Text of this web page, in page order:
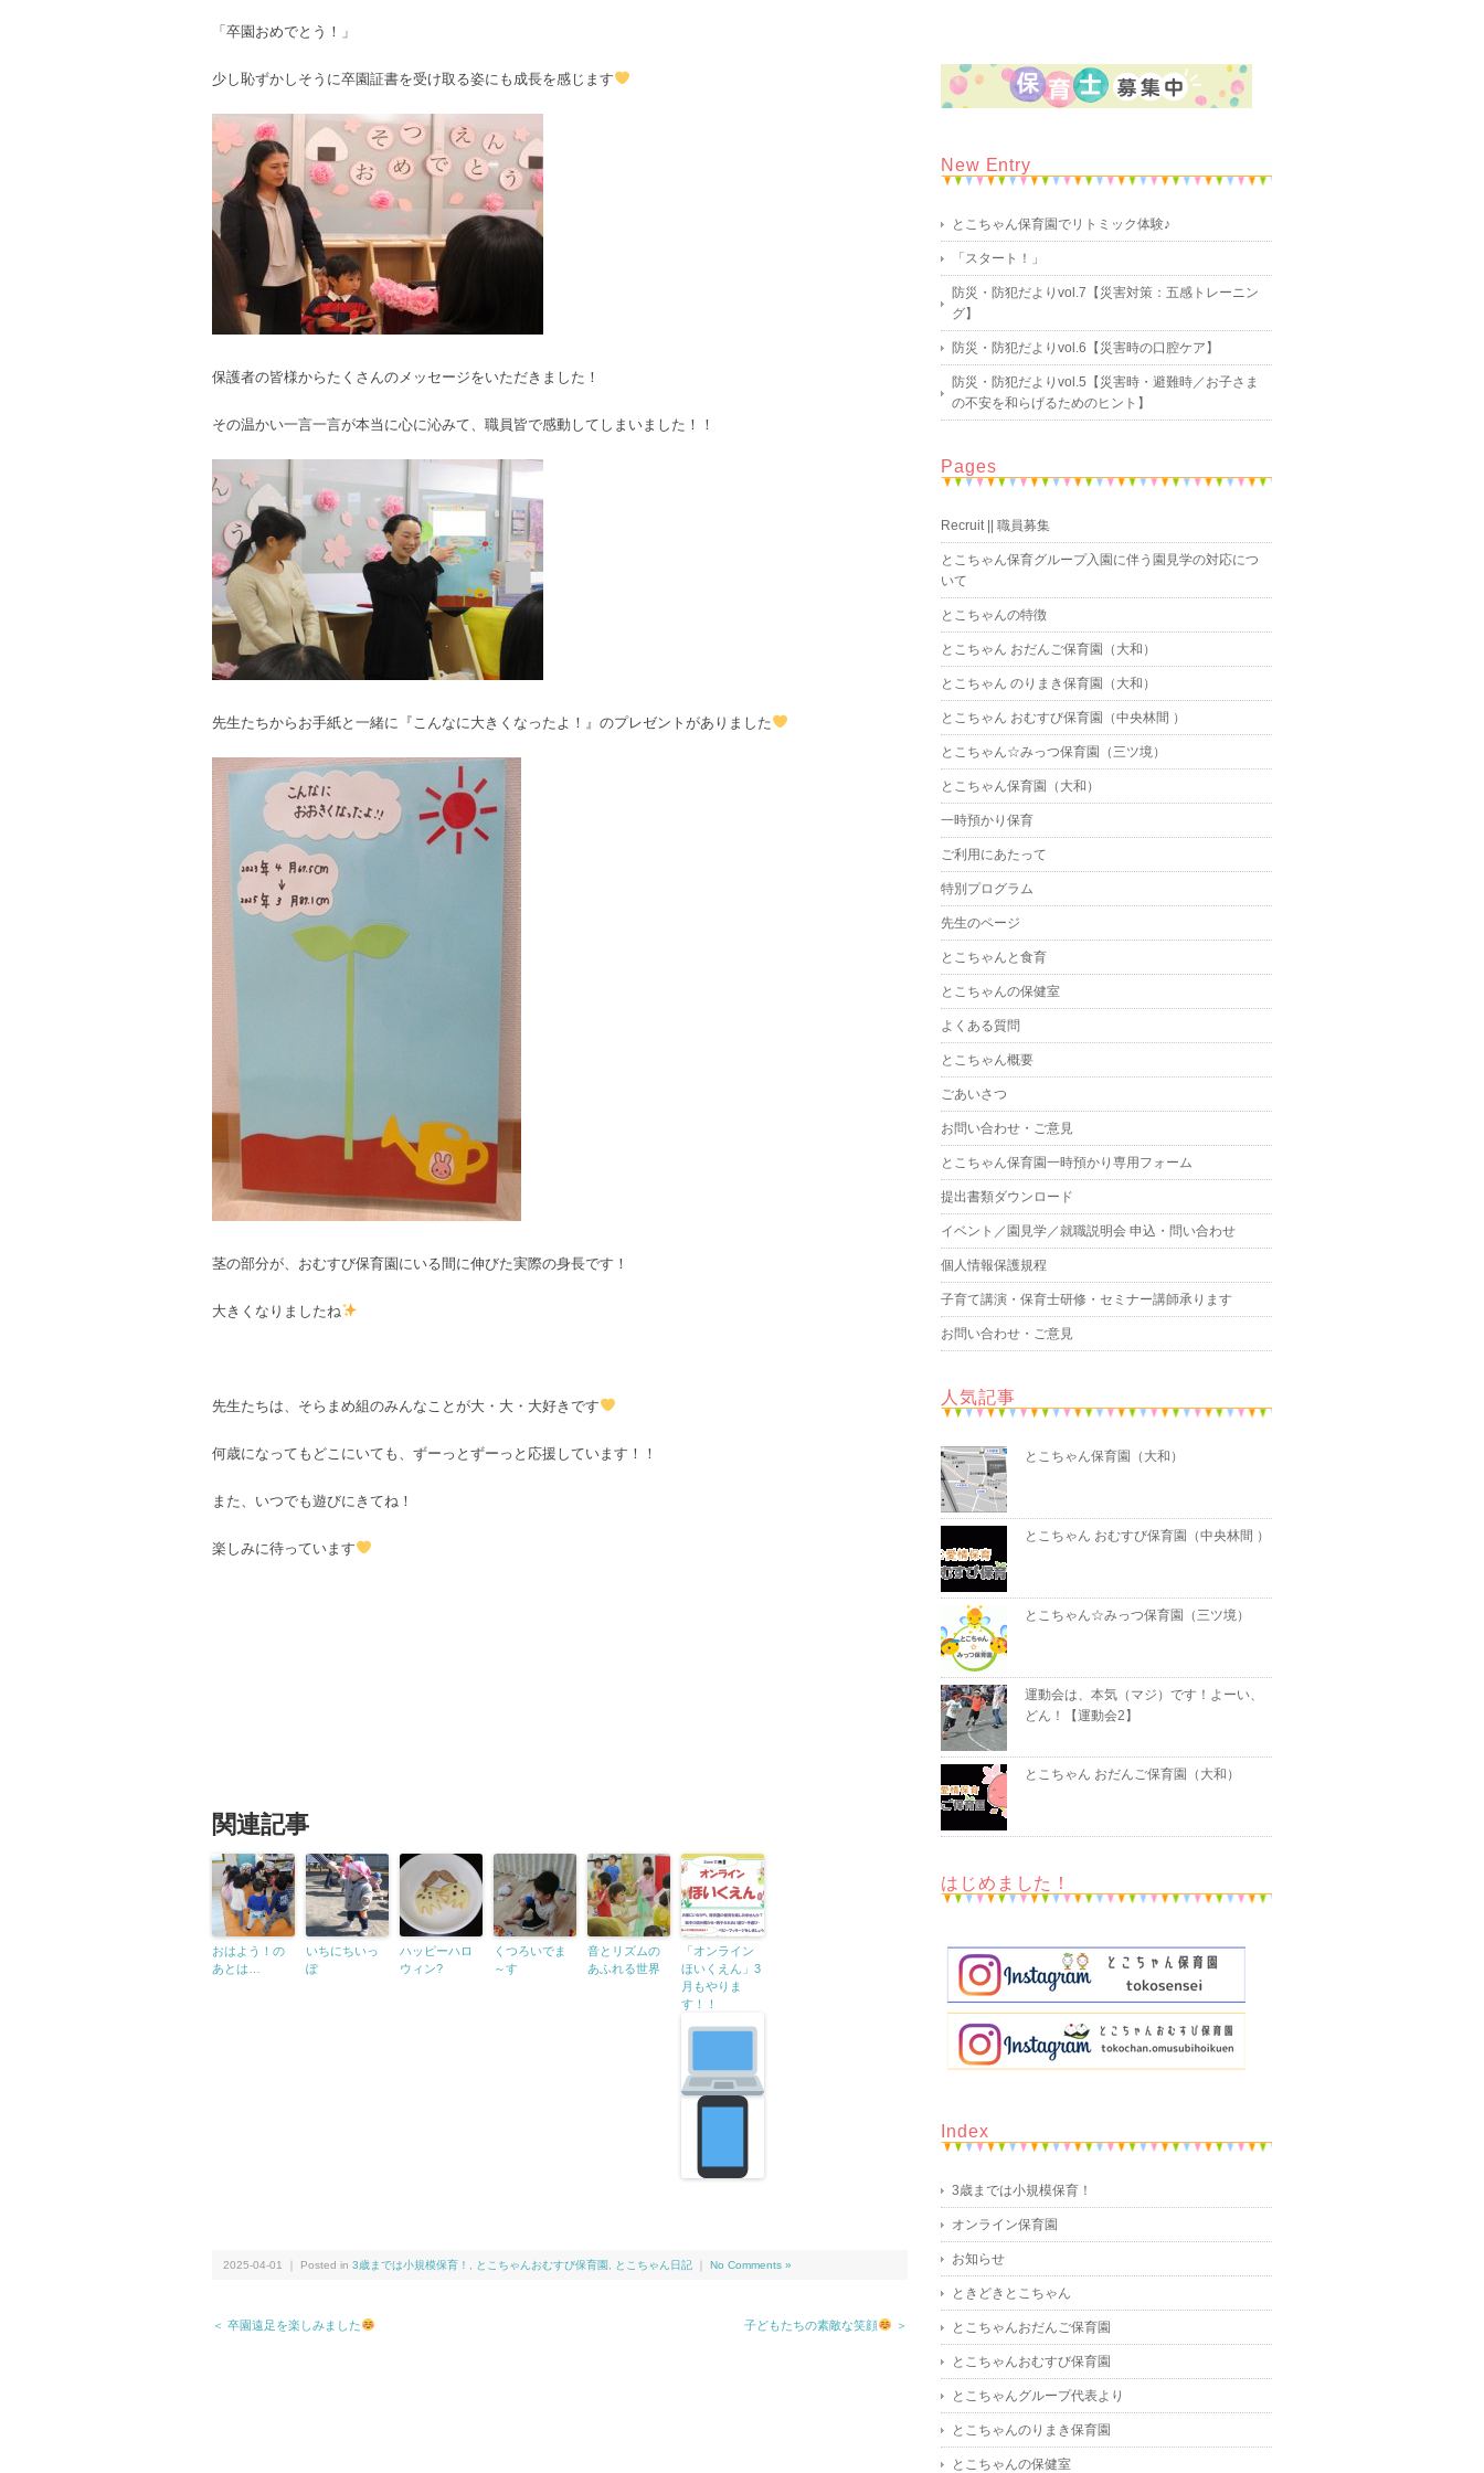
「卒園おめでとう！」
少し恥ずかしそうに卒園証書を受け取る姿にも成長を感じます
保護者の皆様からたくさんのメッセージをいただきました！
その温かい一言一言が本当に心に沁みて、職員皆で感動してしまいました！！
先生たちからお手紙と一緒に『こんなに大きくなったよ！』のプレゼントがありました
茎の部分が、おむすび保育園にいる間に伸びた実際の身長です！
大きくなりましたね
先生たちは、そらまめ組のみんなことが大・大・大好きです
何歳になってもどこにいても、ずーっとずーっと応援しています！！
また、いつでも遊びにきてね！
楽しみに待っています
関連記事
おはよう！の
あとは…
いちにちいっ
ぽ
ハッピーハロ
ウィン?
くつろいでま
～す
音とリズムの
あふれる世界
「オンライン
ほいくえん」3
月もやりま
す！！
2025-04-01 ｜ Posted in 3歳までは小規模保育！ とこちゃんおむすび保育園 とこちゃん日記 No Comments »
＜ 卒園遠足を楽しみました 子どもたちの素敵な笑顔 ＞
New Entry
とこちゃん保育園でリトミック体験♪
「スタート！」
防災・防犯だよりvol.7【災害対策：五感トレーニン
グ】
防災・防犯だよりvol.6【災害時の口腔ケア】
防災・防犯だよりvol.5【災害時・避難時／お子さま
の不安を和らげるためのヒント】
Pages
Recruit || 職員募集
とこちゃん保育グループ入園に伴う園見学の対応につ
いて
とこちゃんの特徴
とこちゃん おだんご保育園（大和）
とこちゃん のりまき保育園（大和）
とこちゃん おむすび保育園（中央林間 ）
とこちゃん☆みっつ保育園（三ツ境）
とこちゃん保育園（大和）
一時預かり保育
ご利用にあたって
特別プログラム
先生のページ
とこちゃんと食育
とこちゃんの保健室
よくある質問
とこちゃん概要
ごあいさつ
お問い合わせ・ご意見
とこちゃん保育園一時預かり専用フォーム
提出書類ダウンロード
イベント／園見学／就職説明会 申込・問い合わせ
個人情報保護規程
子育て講演・保育士研修・セミナー講師承ります
お問い合わせ・ご意見
人気記事
とこちゃん保育園（大和）
とこちゃん おむすび保育園（中央林間 ）
とこちゃん☆みっつ保育園（三ツ境）
運動会は、本気（マジ）です！よーい、
どん！【運動会2】
とこちゃん おだんご保育園（大和）
はじめました！
Index
3歳までは小規模保育！
オンライン保育園
お知らせ
ときどきとこちゃん
とこちゃんおだんご保育園
とこちゃんおむすび保育園
とこちゃんグループ代表より
とこちゃんのりまき保育園
とこちゃんの保健室